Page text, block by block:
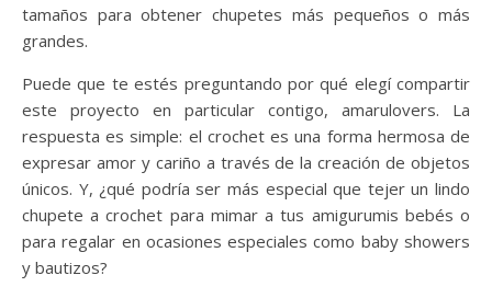
tamaños para obtener chupetes más pequeños o más
grandes.
Puede que te estés preguntando por qué elegí compartir
este proyecto en particular contigo, amarulovers. La
respuesta es simple: el crochet es una forma hermosa de
expresar amor y cariño a través de la creación de objetos
únicos. Y, ¿qué podría ser más especial que tejer un lindo
chupete a crochet para mimar a tus amigurumis bebés o
para regalar en ocasiones especiales como baby showers
y bautizos?